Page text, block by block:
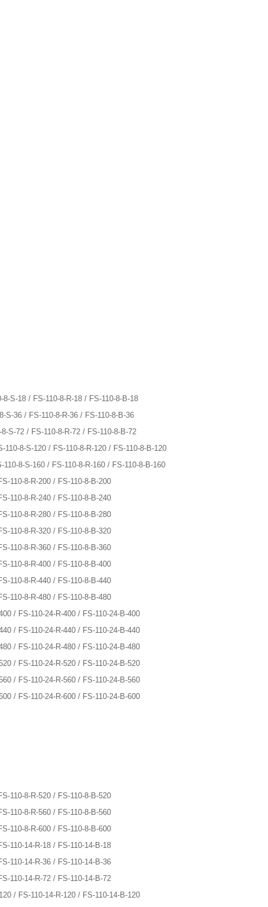
S-18 / FS-110-8-R-18 / FS-110-8-B-18
S-36 / FS-110-8-R-36 / FS-110-8-B-36
S-72 / FS-110-8-R-72 / FS-110-8-B-72
8-S-120 / FS-110-8-R-120 / FS-110-8-B-120
8-S-160 / FS-110-8-R-160 / FS-110-8-B-160
110-8-R-200 / FS-110-8-B-200
110-8-R-240 / FS-110-8-B-240
110-8-R-280 / FS-110-8-B-280
110-8-R-320 / FS-110-8-B-320
110-8-R-360 / FS-110-8-B-360
110-8-R-400 / FS-110-8-B-400
110-8-R-440 / FS-110-8-B-440
110-8-R-480 / FS-110-8-B-480
/ FS-110-24-R-400 / FS-110-24-B-400
/ FS-110-24-R-440 / FS-110-24-B-440
/ FS-110-24-R-480 / FS-110-24-B-480
/ FS-110-24-R-520 / FS-110-24-B-520
/ FS-110-24-R-560 / FS-110-24-B-560
/ FS-110-24-R-600 / FS-110-24-B-600
110-8-R-520 / FS-110-8-B-520
110-8-R-560 / FS-110-8-B-560
110-8-R-600 / FS-110-8-B-600
110-14-R-18 / FS-110-14-B-18
110-14-R-36 / FS-110-14-B-36
110-14-R-72 / FS-110-14-B-72
/ FS-110-14-R-120 / FS-110-14-B-120